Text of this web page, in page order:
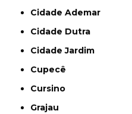
Cidade Ademar
Cidade Dutra
Cidade Jardim
Cupecê
Cursino
Grajau